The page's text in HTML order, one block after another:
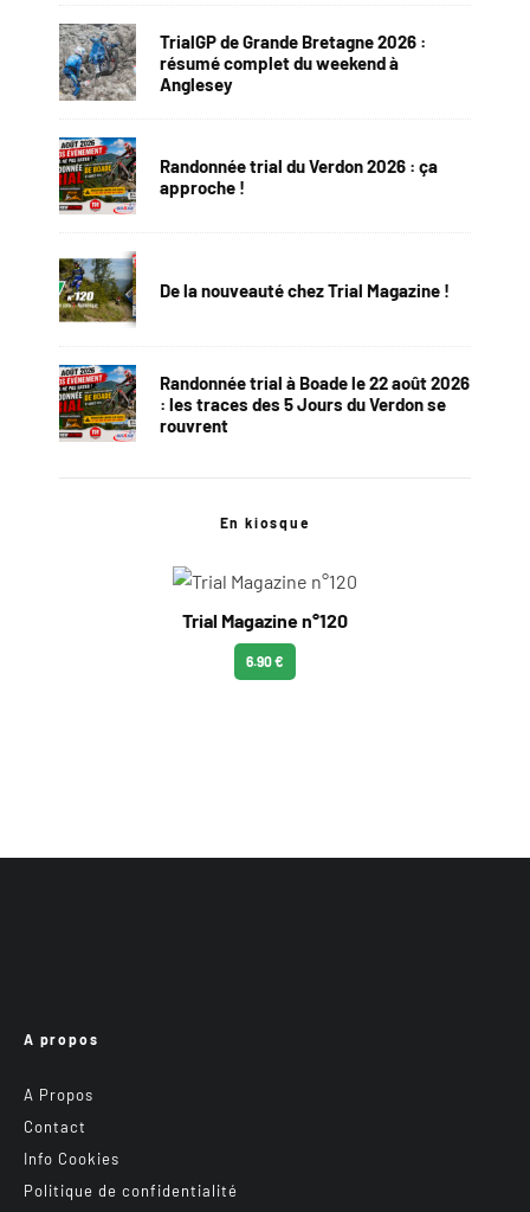
TrialGP de Grande Bretagne 2026 :
résumé complet du weekend à
Anglesey
Randonnée trial du Verdon 2026 : ça
approche !
De la nouveauté chez Trial Magazine !
Randonnée trial à Boade le 22 août 2026
: les traces des 5 Jours du Verdon se
rouvrent
En kiosque
Trial Magazine n°120
6.90 €
A propos
A Propos
Contact
Info Cookies
Politique de confidentialité